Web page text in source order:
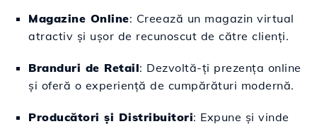
Magazine Online: Creează un magazin virtual
atractiv și ușor de recunoscut de către clienți.
Branduri de Retail: Dezvoltă-ți prezența online
și oferă o experiență de cumpărături modernă.
Producători și Distribuitori: Expune și vinde